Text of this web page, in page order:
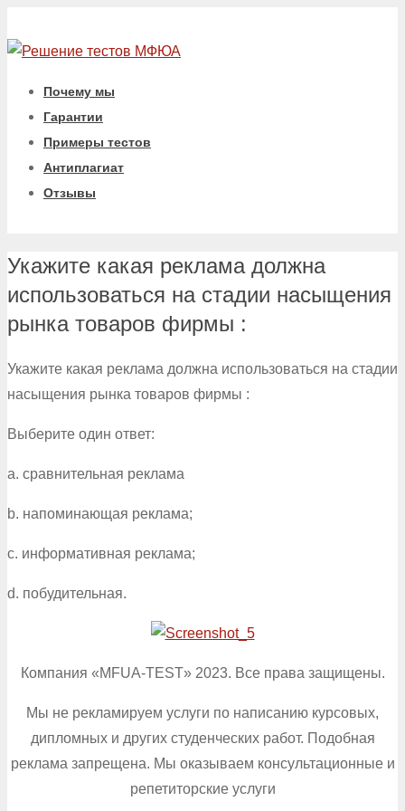
Почему мы
Гарантии
Примеры тестов
Антиплагиат
Отзывы
Укажите какая реклама должна
использоваться на стадии насыщения
рынка товаров фирмы :
Укажите какая реклама должна использоваться на стадии
насыщения рынка товаров фирмы :
Выберите один ответ:
a. сравнительная реклама
b. напоминающая реклама;
c. информативная реклама;
d. побудительная.
Компания «MFUA-TEST» 2023. Все права защищены.
Мы не рекламируем услуги по написанию курсовых,
дипломных и других студенческих работ. Подобная
реклама запрещена. Мы оказываем консультационные и
репетиторские услуги